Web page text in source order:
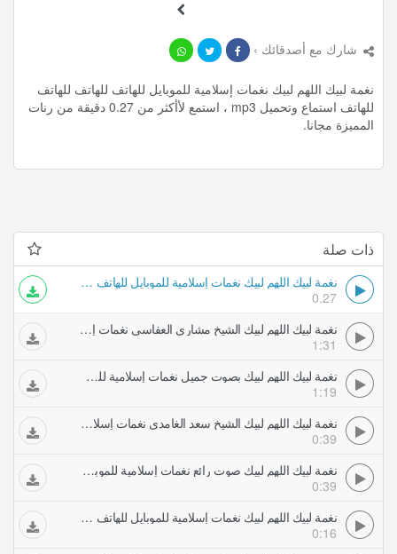
شارك مع أصدقائك ›
نغمة لبيك اللهم لبيك نغمات إسلامية للموبايل للهاتف للهاتف للهاتف
للهاتف استماع وتحميل mp3 ، استمع لأأكثر من 0.27 دقيقة من رنات
المميزة مجانا.
ذات صلة
نغمة لبيك اللهم لبيك نغمات إسلامية للموبايل للهاتف للهاتف للهاتف للهاتف
0.27
نغمة لبيك اللهم لبيك الشيخ مشاري العفاسي نغمات إسلامية للموبايل للهاتف للهاتف للهاتف للهاتف
1:31
نغمة لبيك اللهم لبيك بصوت جميل نغمات إسلامية للموبايل للهاتف للهاتف للهاتف للهاتف
1:19
نغمة لبيك اللهم لبيك الشيخ سعد الغامدي نغمات إسلامية للموبايل للهاتف للهاتف للهاتف للهاتف
0:39
نغمة لبيك اللهم لبيك صوت رائع نغمات إسلامية للموبايل للهاتف للهاتف للهاتف للهاتف
0:39
نغمة لبيك اللهم لبيك نغمات إسلامية للموبايل للهاتف للهاتف للهاتف للهاتف
0:16